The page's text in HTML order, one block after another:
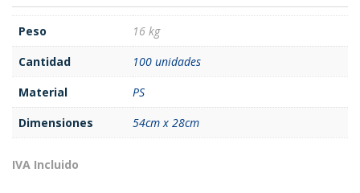
Peso
16 kg
Cantidad
100 unidades
Material
PS
Dimensiones
54cm x 28cm
IVA Incluido